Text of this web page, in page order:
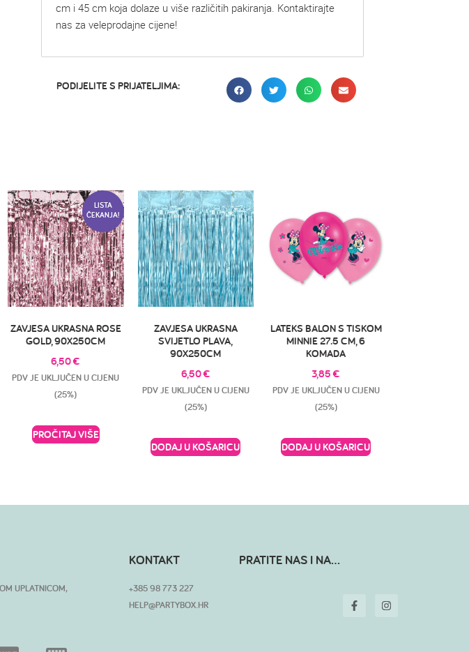
cm i 45 cm koja dolaze u više različitih pakiranja. Kontaktirajte
nas za veleprodajne cijene!
PODIJELITE S PRIJATELJIMA:
LISTA
ČEKANJA!
ZAVJESA UKRASNA ROSE
GOLD, 90X250CM
6,50€
PDV JE UKLJUČEN U CIJENU
(25%)
PROČITAJ VIŠE
ZAVJESA UKRASNA
SVIJETLO PLAVA,
90X250CM
6,50€
PDV JE UKLJUČEN U CIJENU
(25%)
DODAJ U KOŠARICU
LATEKS BALON S TISKOM
MINNIE 27.5 CM, 6
KOMADA
3,85€
PDV JE UKLJUČEN U CIJENU
(25%)
DODAJ U KOŠARICU
UPLATNICOM,
KONTAKT
+385 98 773 227
HELP@PARTYBOX.HR
PRATITE NAS I NA...